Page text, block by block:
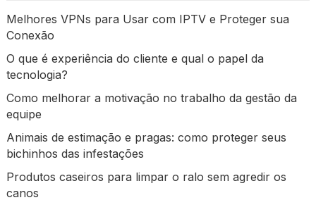
Melhores VPNs para Usar com IPTV e Proteger sua
Conexão
O que é experiência do cliente e qual o papel da
tecnologia?
Como melhorar a motivação no trabalho da gestão da
equipe
Animais de estimação e pragas: como proteger seus
bichinhos das infestações
Produtos caseiros para limpar o ralo sem agredir os
canos